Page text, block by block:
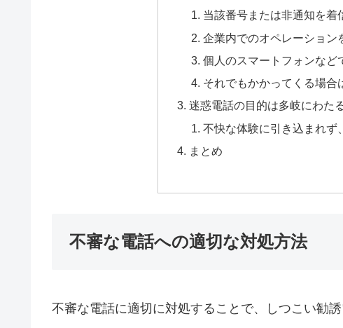
当該番号または非通知を着
企業内でのオペレーション
個人のスマートフォンなど
それでもかかってくる場合
迷惑電話の目的は多岐にわた
不快な体験に引き込まれず
まとめ
不審な電話への適切な対処方法
不審な電話に適切に対処することで、しつこい勧